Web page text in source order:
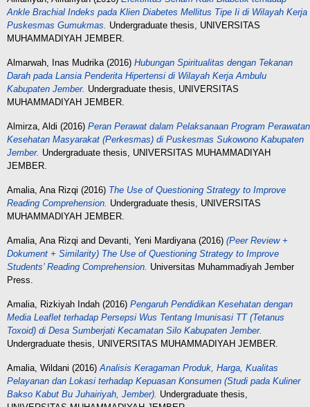
Ankle Brachial Indeks pada Klien Diabetes Mellitus Tipe Ii di Wilayah Kerja
Puskesmas Gumukmas. Undergraduate thesis, UNIVERSITAS
MUHAMMADIYAH JEMBER.
Almarwah, Inas Mudrika(2016) Hubungan Spiritualitas dengan Tekanan
Darah pada Lansia Penderita Hipertensi di Wilayah Kerja Ambulu
Kabupaten Jember. Undergraduate thesis, UNIVERSITAS
MUHAMMADIYAH JEMBER.
Almirza, Aldi (2016) Peran Perawat dalam Pelaksanaan Program Perawatan
Kesehatan Masyarakat (Perkesmas) di Puskesmas Sukowono Kabupaten
Jember. Undergraduate thesis, UNIVERSITAS MUHAMMADIYAH
JEMBER.
Amalia, Ana Rizqi (2016) The Use of Questioning Strategy to Improve
Reading Comprehension. Undergraduate thesis, UNIVERSITAS
MUHAMMADIYAH JEMBER.
Amalia, Ana Rizqi and Devanti, Yeni Mardiyana(2016) (Peer Review +
Dokument + Similarity) The Use of Questioning Strategy to Improve
Students’ Reading Comprehension. Universitas Muhammadiyah Jember
Press.
Amalia, Rizkiyah Indah (2016) Pengaruh Pendidikan Kesehatan dengan
Media Leaflet terhadap Persepsi Wus Tentang Imunisasi TT (Tetanus
Toxoid) di Desa Sumberjati Kecamatan Silo Kabupaten Jember.
Undergraduate thesis, UNIVERSITAS MUHAMMADIYAH JEMBER.
Amalia, Wildani (2016)Analisis Keragaman Produk, Harga, Kualitas
Pelayanan dan Lokasi terhadap Kepuasan Konsumen (Studi pada Kuliner
Bakso Kabut Bu Juhairiyah, Jember). Undergraduate thesis,